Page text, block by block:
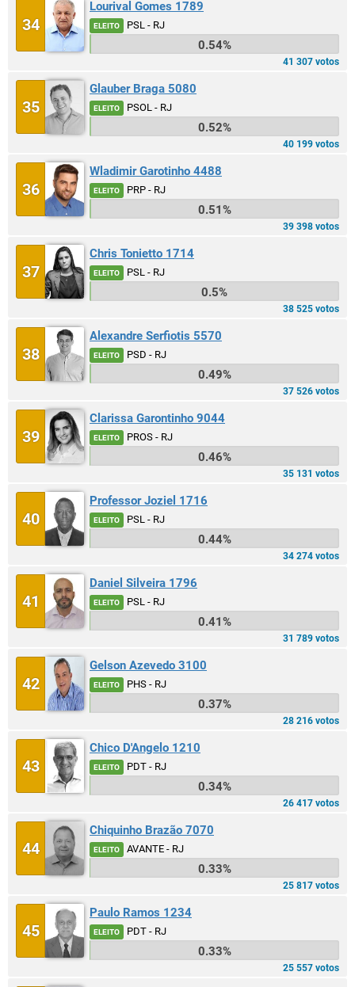
34
Lourival Gomes 1789
ELEITO PSL - RJ
0.54%
41 307 votos
35
Glauber Braga 5080
ELEITO PSOL - RJ
0.52%
40 199 votos
36
Wladimir Garotinho 4488
ELEITO PRP - RJ
0.51%
39 398 votos
37
Chris Tonietto 1714
ELEITO PSL - RJ
0.5%
38 525 votos
38
Alexandre Serfiotis 5570
ELEITO PSD - RJ
0.49%
37 526 votos
39
Clarissa Garontinho 9044
ELEITO PROS - RJ
0.46%
35 131 votos
40
Professor Joziel 1716
ELEITO PSL - RJ
0.44%
34 274 votos
41
Daniel Silveira 1796
ELEITO PSL - RJ
0.41%
31 789 votos
42
Gelson Azevedo 3100
ELEITO PHS - RJ
0.37%
28 216 votos
43
Chico D'Angelo 1210
ELEITO PDT - RJ
0.34%
26 417 votos
44
Chiquinho Brazão 7070
ELEITO AVANTE - RJ
0.33%
25 817 votos
45
Paulo Ramos 1234
ELEITO PDT - RJ
0.33%
25 557 votos